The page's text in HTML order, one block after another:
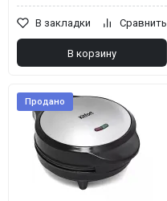
В закладки Сравнить
В корзину
Продано